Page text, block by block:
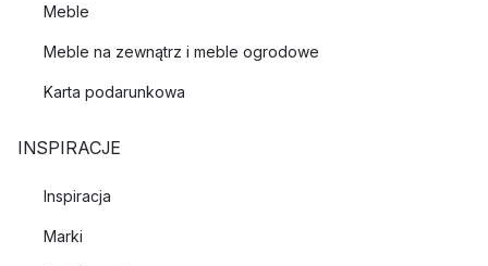
Meble
Meble na zewnątrz i meble ogrodowe
Karta podarunkowa
INSPIRACJE
Inspiracja
Marki